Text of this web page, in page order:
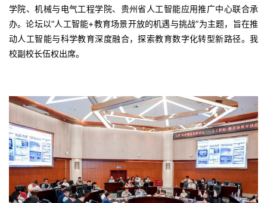
学院、机械与电气工程学院、贵州省人工智能应用推广中心联合承
办。论坛以“人工智能+教育场景开放的机遇与挑战”为主题，旨在推
动人工智能与科学教育深度融合，探索教育数字化转型新路径。我
校副校长伍权出席。